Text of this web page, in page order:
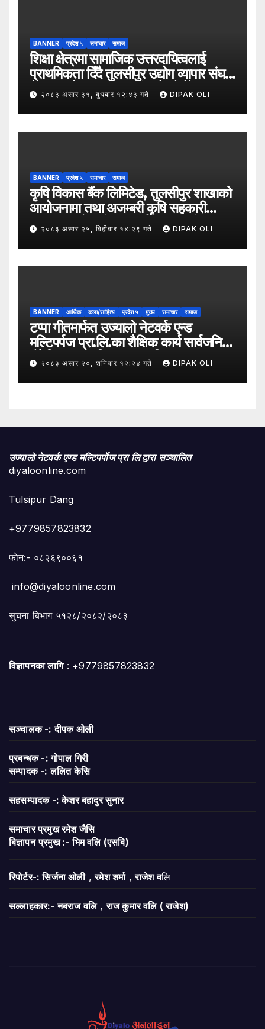
BANNER प्रदेश ५ समाचार समाज
शिक्षा क्षेत्रमा सामाजिक उत्तरदायित्वलाई
प्राथमिकता दिँदै तुलसीपुर उद्योग व्यापार संघले
नेपाल उद्योग व्यापार महासंघको पाँचौँ स्थापना
दिवसको अवसर पारेर तुलसीपुर
उपमहानगरपालिका–५, गैरापातु स्थित श्री
जनश्रमिक आ बि विद्यालयका विद्यार्थीहरूलाई
२०८३ असार ३१, बुधबार १२:४३ गते DIPAK OLI
BANNER प्रदेश ५ समाचार समाज
कृषि विकास बैंक लिमिटेड, तुलसीपुर शाखाको
आयोजनामा तथा अजम्बरी कृषि सहकारी
संस्था लिमिटेडको सहकार्यमा “कृषिको
समावेशी रूपान्तरणका लागि मूल्य शृङ्खला
(VITA) कार्यक्रम अन्तर्गत तरकारी उत्पादक
किसान र व्यापारीबीच व्यवसाय विस्तार सम्बन्धी
२०८३ असार २५, बिहीबार १४:२९ गते DIPAK OLI
BANNER आर्थिक कला/साहित्य प्रदेश ५ मुख्य समाचार समाज
टप्पा गीतमार्फत उज्यालो नेटवर्क एन्ड
मल्टिपर्पज प्रा.लि.का शैक्षिक कार्य सार्वजनिक
हुँदै शिक्षा, सामाजिक उत्तरदायित्व र
सकारात्मक सन्देशलाई
२०८३ असार २०, शनिबार १२:२४ गते DIPAK OLI
उज्यालो नेटवर्क एण्ड मल्टिपर्पोज प्रा लि द्वारा सञ्चालित
diyaloonline.com
Tulsipur Dang
+9779857823832
फाेन:- ०८२६९००६१
info@diyaloonline.com
सुचना बिभाग ५१२८/२०८२/२०८३
विज्ञापनका लागि: +9779857823832
सञ्चालक -: दीपक ओली
प्रबन्धक -: गोपाल गिरी
सम्पादक -: ललित केसि
सहसम्पादक -: केशर बहादुर सुनार
समाचार प्रमुख रमेश जैसि
बिज्ञापन प्रमुख :- भिम वलि (एसबि)
रिपोर्टर-: सिर्जना ओली,रमेश शर्मा,राजेश वलि
सल्लाहकार:- नबराज वलि,राज कुमार वलि ( राजेश)